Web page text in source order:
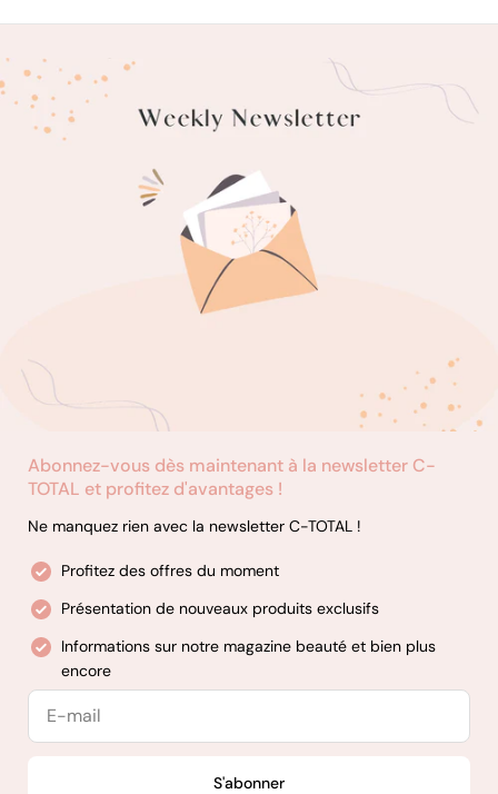
Abonnez-vous dès maintenant à la newsletter C-
TOTAL et profitez d'avantages !
Ne manquez rien avec la newsletter C-TOTAL !
Profitez des offres du moment
Présentation de nouveaux produits exclusifs
Informations sur notre magazine beauté et bien plus
encore
E-
S'abonner